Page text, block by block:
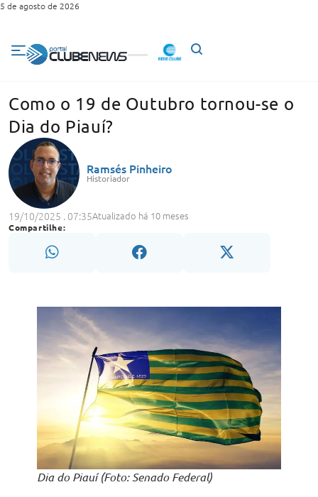
5 de agosto de 2026
Como o 19 de Outubro tornou-se o
Dia do Piauí?
Ramsés Pinheiro
Historiador
19/10/2025 . 07:35Atualizado há 10 meses
Compartilhe:
Dia do Piauí (Foto: Senado Federal)